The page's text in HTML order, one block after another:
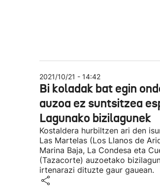
2021/10/21 - 14:42
Bi koladak bat egin
auzoa ez suntsitzea
Lagunako bizilagunek
Kostaldera hurbiltzen ari den
Las Martelas (Los Llanos de
Marina Baja, La Condesa eta
(Tazacorte) auzoetako
irtenarazi dituzte gaur gauean.